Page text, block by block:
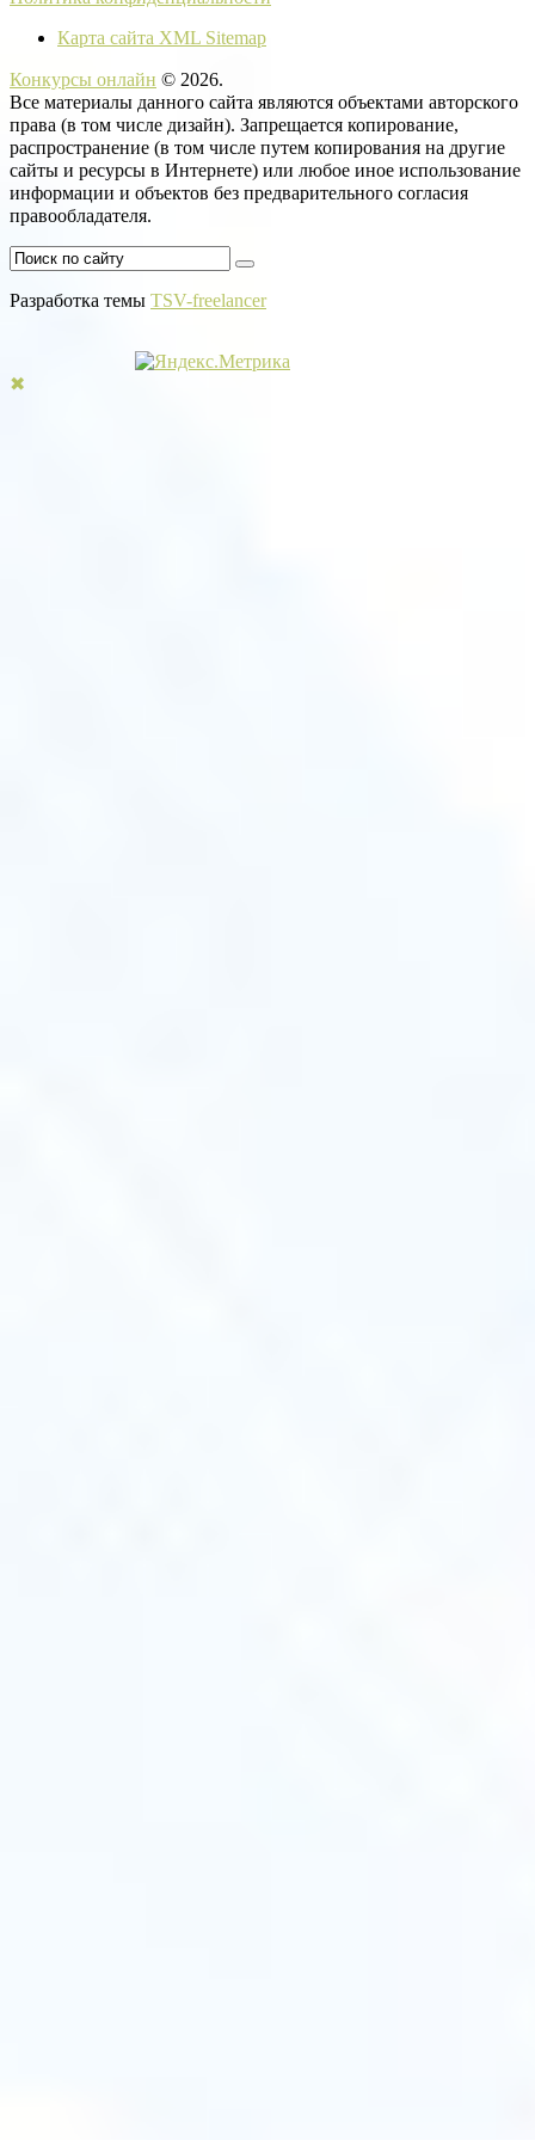
Карта сайта XML Sitemap
Конкурсы онлайн © 2026.
Все материалы данного сайта являются объектами авторского
права (в том числе дизайн). Запрещается копирование,
распространение (в том числе путем копирования на другие
сайты и ресурсы в Интернете) или любое иное использование
информации и объектов без предварительного согласия
правообладателя.
Разработка темы TSV-freelancer
✖